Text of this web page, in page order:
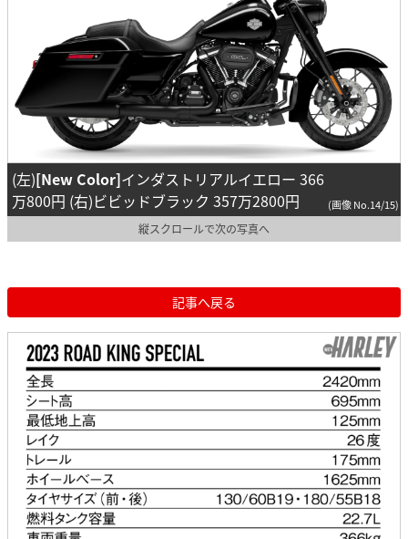
(左)[New Color]インダストリアルイエロー 366
万800円 (右)ビビッドブラック 357万2800円
(画像 No.14/15)
縦スクロールで次の写真へ
記事へ戻る